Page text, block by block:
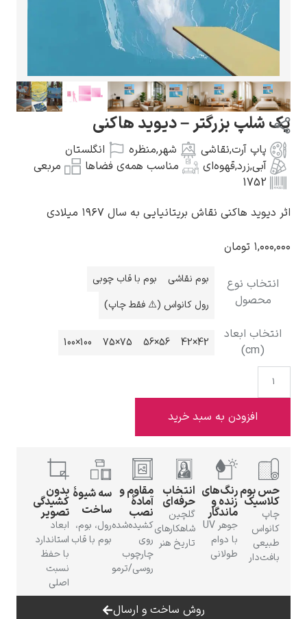
گوستاو کلیمت
ادوارد مونک
کامی پیسارو
ادوارد هاپر
ادگار دگا
لودویگ دویچ
بزرگتر – دیوید هاکنی
آرت,نقاشی شهر,منظره
انگلستان
قهوه‌ای مناسب همه‌ی فضاها
مربعی
نقاش بریتانیایی به سال ۱۹۶۷ میلادی
تومان
بوم نقاشی
بوم با قاب چوبی
رول کانواس (⚠️ فقط چاپ)
ابعاد
42×42
75×75
به سبد خرید
رنگ‌های
زنده و
ماندگار
جوهر UV
با دوام
طولانی
انتخاب
حرفه‌ای
گلچین
شاهکارهای
تاریخ هنر
مقاوم و
آمادهٔ
نصب
کشیده‌شده
روی
چارچوب
سه شیوهٔ
ساخت
رول، بوم،
بوم با قاب
بدون
کشیدگی
تصویر
ابعاد
استاندارد
نسبت
روش ساخت و ارسال